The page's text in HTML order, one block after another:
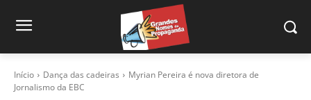
Início Dança das cadeiras
Myrian Pereira é nova diretora de
Jornalismo da EBC